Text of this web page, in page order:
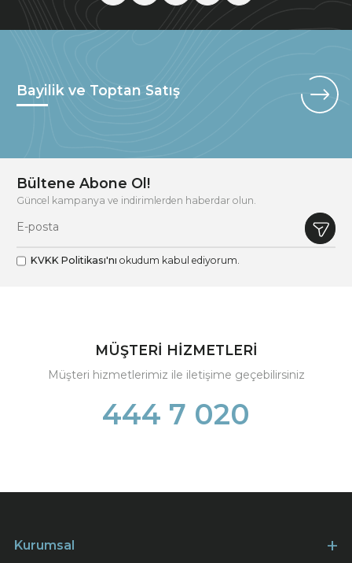
Bayilik ve Toptan Satış
Bültene Abone Ol!
Güncel kampanya ve indirimlerden haberdar olun.
KVKK Politikası'nı okudum kabul ediyorum.
MÜŞTERİ HİZMETLERİ
Müşteri hizmetlerimiz ile iletişime geçebilirsiniz
444 7 020
Kurumsal